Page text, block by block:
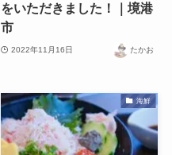
をいただきました！｜境港
市
2022年11月16日 たかお
海鮮